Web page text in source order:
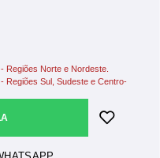
Regiões Norte e Nordeste.
Regiões Sul, Sudeste e Centro-